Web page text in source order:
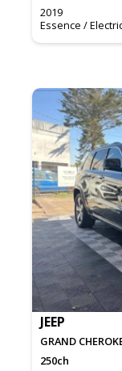
2019
Essence /
JEEP
GRAND
250ch